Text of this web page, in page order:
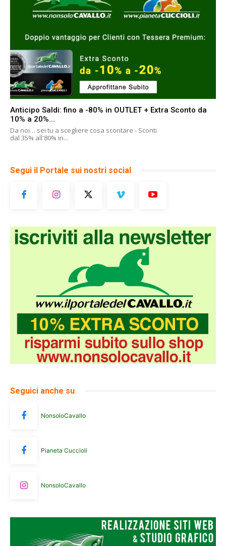
Anticipo Saldi: fino a -80% in OUTLET + Extra Sconto da
10% a 20%...
Da noi… sei tu a scegliere cosa scontare - Sconti
dal 35% all'80% in...
Segui il Portale sui nostri social
Seguici anche su
NonsoloCavallo
Pianeta Cuccioli
NonsoloCavallo